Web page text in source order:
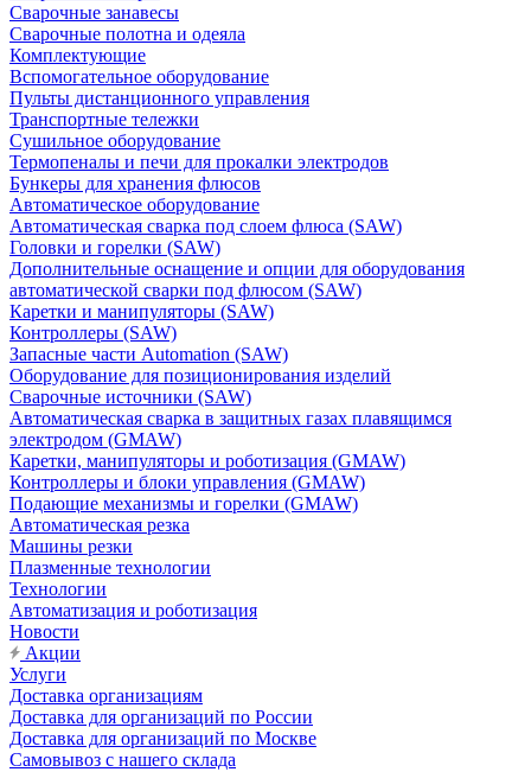
Сварочные занавесы
Сварочные полотна и одеяла
Комплектующие
Вспомогательное оборудование
Пульты дистанционного управления
Транспортные тележки
Сушильное оборудование
Термопеналы и печи для прокалки электродов
Бункеры для хранения флюсов
Автоматическое оборудование
Автоматическая сварка под слоем флюса (SAW)
Головки и горелки (SAW)
Дополнительные оснащение и опции для оборудования
автоматической сварки под флюсом (SAW)
Каретки и манипуляторы (SAW)
Контроллеры (SAW)
Запасные части Automation (SAW)
Оборудование для позиционирования изделий
Сварочные источники (SAW)
Автоматическая сварка в защитных газах плавящимся
электродом (GMAW)
Каретки, манипуляторы и роботизация (GMAW)
Контроллеры и блоки управления (GMAW)
Подающие механизмы и горелки (GMAW)
Автоматическая резка
Машины резки
Плазменные технологии
Технологии
Автоматизация и роботизация
Новости
Акции
Услуги
Доставка организациям
Доставка для организаций по России
Доставка для организаций по Москве
Самовывоз с нашего склада